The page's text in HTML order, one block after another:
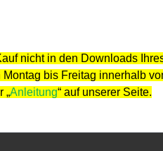
nicht in den Downloads
bis Freitag innerhalb
„Anleitung“ auf unserer Seite.